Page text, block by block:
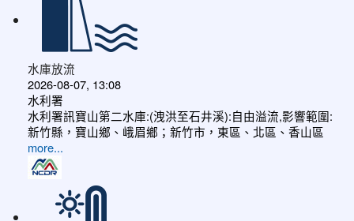
水庫放流
2026-08-07, 13:08
水利署
水利署訊寶山第二水庫:(洩洪至石井溪):自由溢流,影響範圍:
新竹縣，寶山鄉、峨眉鄉；新竹市，東區、北區、香山區
more...